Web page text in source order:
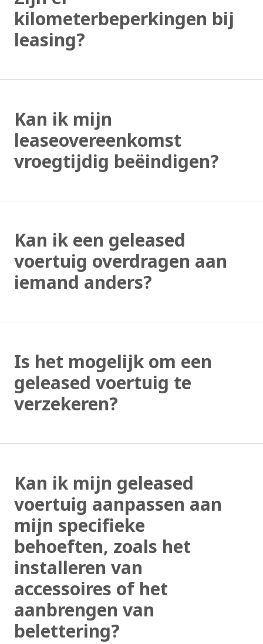
kilometerbeperkingen bij
leasing?
Kan ik mijn
leaseovereenkomst
vroegtijdig beëindigen?
Kan ik een geleased
voertuig overdragen aan
iemand anders?
Is het mogelijk om een
geleased voertuig te
verzekeren?
Kan ik mijn geleased
voertuig aanpassen aan
mijn specifieke
behoeften, zoals het
installeren van
accessoires of het
aanbrengen van
belettering?